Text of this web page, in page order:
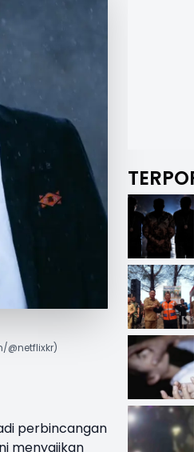
@netflixkr)
perbincangan
menyajikan